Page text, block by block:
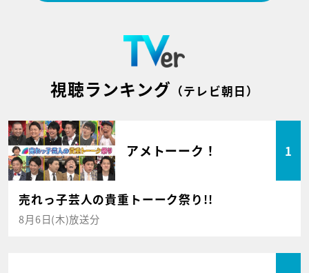
視聴ランキング （テレビ朝日）
アメトーーク！ 1
売れっ子芸人の貴重トーーク祭り!!
8月6日(木)放送分